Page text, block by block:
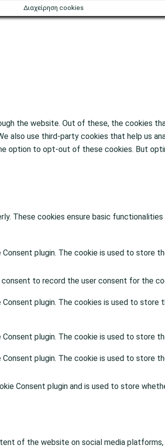
Διαχείρηση cookies
the website. Out of these, the cookies
use third-party cookies that help us
option to opt-out of these cookies. But
These cookies ensure basic
Consent plugin. The cookie is used to store
to record the user consent for the
Consent plugin. The cookies is used to
Consent plugin. The cookie is used to store
Consent plugin. The cookie is used to store
Consent plugin and is used to store
of the website on social media